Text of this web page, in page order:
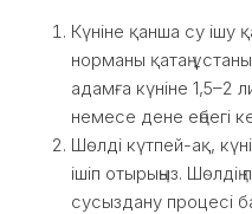
Күніне қанша су ішу
норманы қатаң
адамға күніне 1,5–2
немесе дене еңбегі
Шөлді күтпей-ақ,
ішіп отырыңыз.
сусыздану процесі